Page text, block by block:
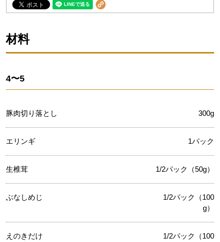
材料
4〜5
豚肉切り落とし 300g
エリンギ 1パック
生椎茸 1/2パック（50g）
ぶなしめじ
1/2パック（100
g）
えのきだけ
1/2パック（100